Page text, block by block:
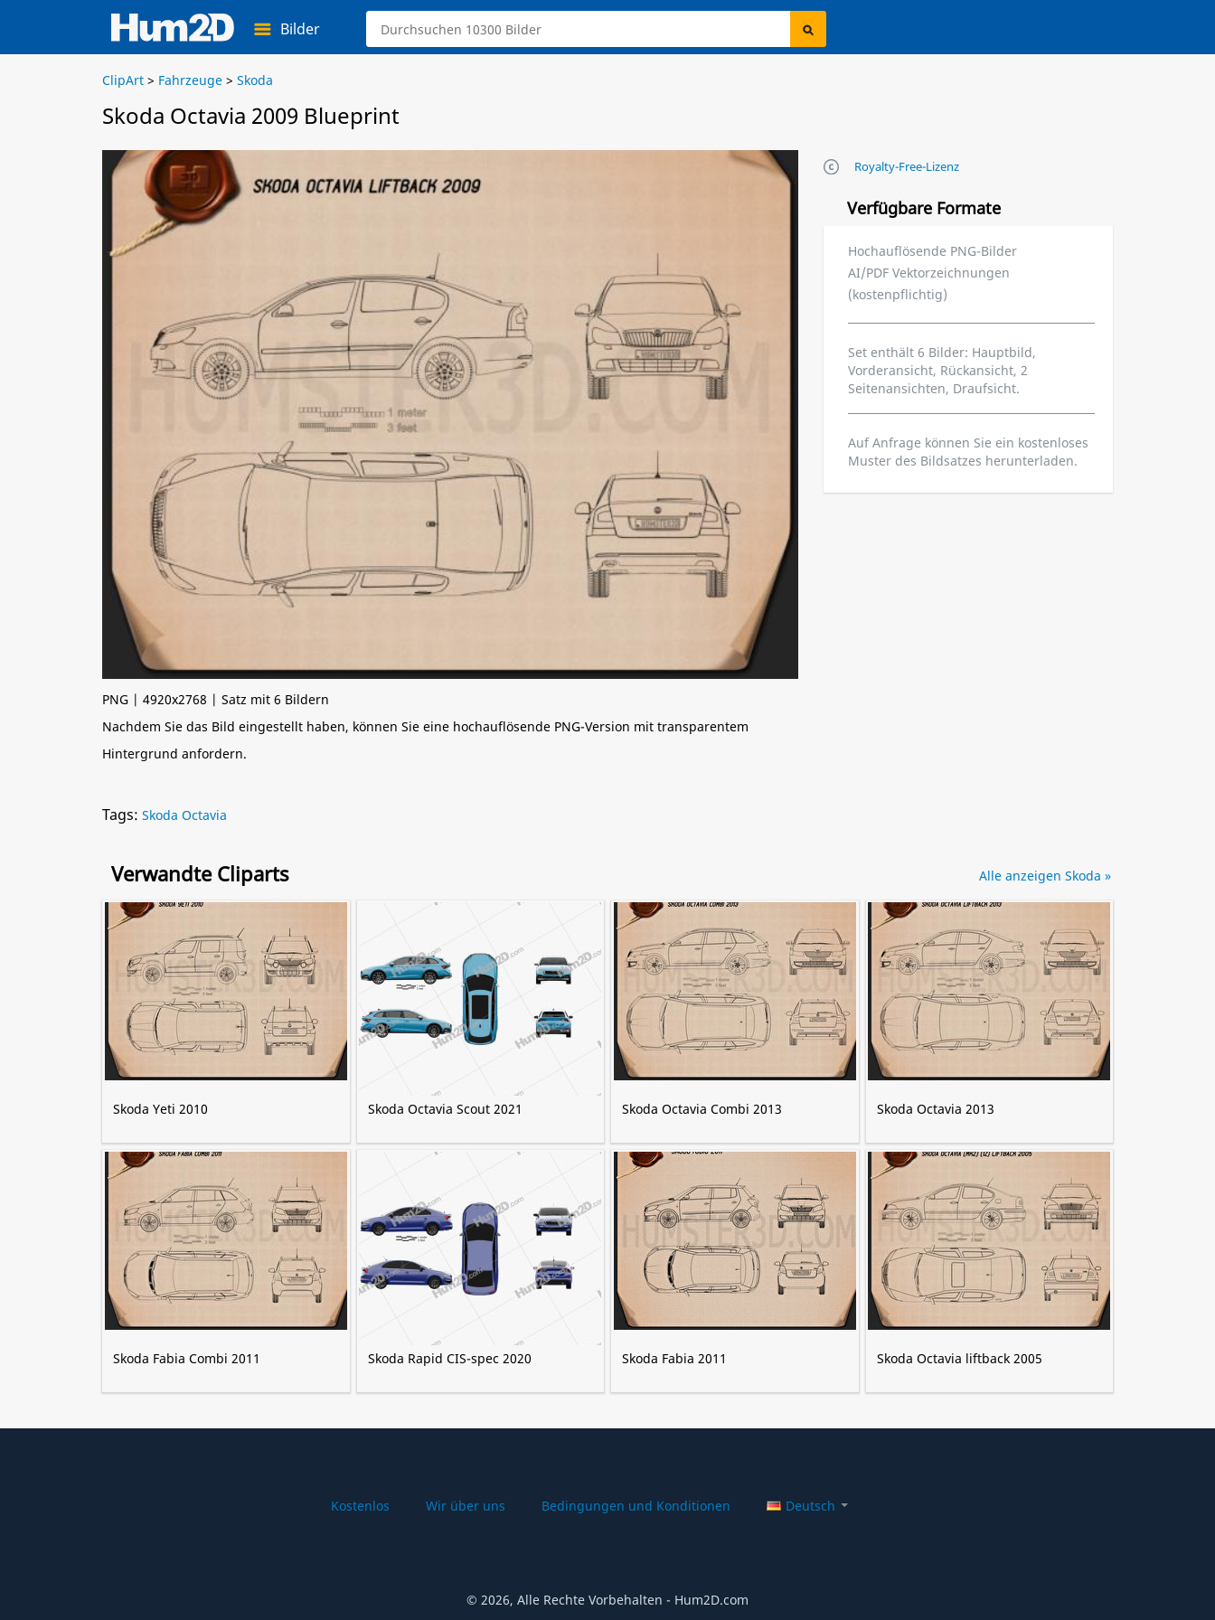
Bilder
ClipArt > Fahrzeuge > Skoda
Skoda Octavia 2009 Blueprint
PNG | 4920x2768 | Satz mit 6 Bildern
Nachdem Sie das Bild eingestellt haben, können Sie eine hochauflösende PNG-Version mit transparentem
Hintergrund anfordern.
Royalty-Free-Lizenz
Verfügbare Formate
Hochauflösende PNG-Bilder
AI/PDF Vektorzeichnungen
(kostenpflichtig)
Set enthält 6 Bilder: Hauptbild,
Vorderansicht, Rückansicht, 2
Seitenansichten, Draufsicht.
Auf Anfrage können Sie ein kostenloses
Muster des Bildsatzes herunterladen.
Tags: Skoda Octavia
Verwandte Cliparts
Skoda Yeti 2010 Skoda Octavia Scout 2021 Skoda Octavia Combi 2013 Skoda Octavia 2013
Skoda Fabia Combi 2011 Skoda Rapid CIS-spec 2020 Skoda Fabia 2011 Skoda Octavia liftback 2005
Alle anzeigen Skoda »
Kostenlos Wir über uns Bedingungen und Konditionen Deutsch
© 2026, Alle Rechte Vorbehalten - Hum2D.com